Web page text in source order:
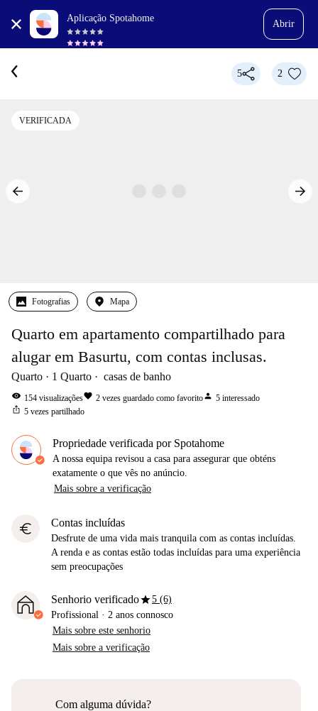
Aplicação Spotahome
Abrir
5 2
VERIFICADA
Fotografias Mapa
Quarto em apartamento compartilhado para
alugar em Basurtu, com contas inclusas.
Quarto 1 Quarto casas de banho
visibility 154 visualizaçõesfavorite 2 vezes guardado como favoritoperson 5 interessado
ios_share 5 vezes partilhado
Propriedade verificada por Spotahome
A nossa equipa revisou a casa para assegurar que obténs
exatamente o que vês no anúncio.
Mais sobre a verificação
euro Contas incluídas
Desfrute de uma vida mais tranquila com as contas incluídas.
A renda e as contas estão todas incluídas para uma experiência
sem preocupações
Senhorio verificadostar5 (6)
Profissional · 2 anos connosco
Mais sobre este senhorio
Mais sobre a verificação
Com alguma dúvida?